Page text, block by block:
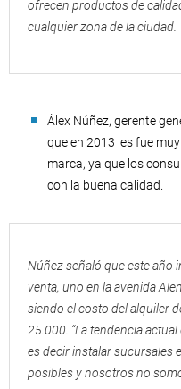
ofrecen productos de
cualquier zona de la ciudad.
Álex Núñez, gerente
que en 2013 les fue
marca, ya que los
con la buena calidad.
Núñez señaló que este año
venta, uno en la avenida
siendo el costo del alquiler
25.000. “La tendencia
es decir instalar sucursales
posibles y nosotros no